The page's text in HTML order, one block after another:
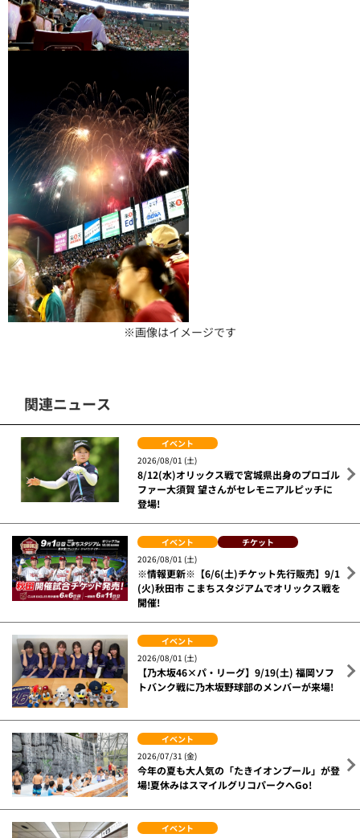
※画像はイメージです
関連ニュース
イベント
2026/08/01 (土)
8/12(水)オリックス戦で宮城県出身のプロゴル
ファー大須賀 望さんがセレモニアルピッチに
登場!
イベント
チケット
2026/08/01 (土)
※情報更新※【6/6(土)チケット先行販売】9/1
(火)秋田市 こまちスタジアムでオリックス戦を
開催!
イベント
2026/08/01 (土)
【乃木坂46×パ・リーグ】9/19(土) 福岡ソフ
トバンク戦に乃木坂野球部のメンバーが来場!
イベント
2026/07/31 (金)
今年の夏も大人気の「たきイオンプール」が登
場!夏休みはスマイルグリコパークへGo!
イベント